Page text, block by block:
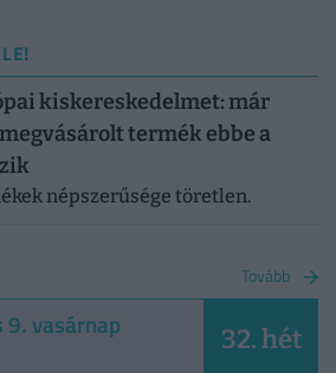
kiskereskedelmet: már
termék ebbe a
népszerűsége töretlen.
Tovább
vasárnap 32. hét